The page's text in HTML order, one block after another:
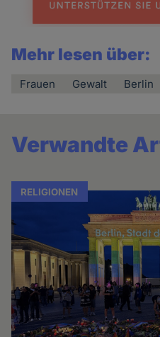
Mehr lesen über:
Frauen Gewalt Berlin
Verwandte
RELIGIONEN